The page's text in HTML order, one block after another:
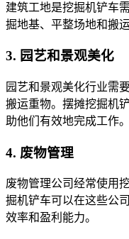
建筑工地是挖掘机铲车
掘地基、平整场地和搬
3. 园艺和景观美化
园艺和景观美化行业需
搬运重物。摆摊挖掘机
助他们有效地完成工作。
4. 废物管理
废物管理公司经常使用
掘机铲车可以在这些公
效率和盈利能力。